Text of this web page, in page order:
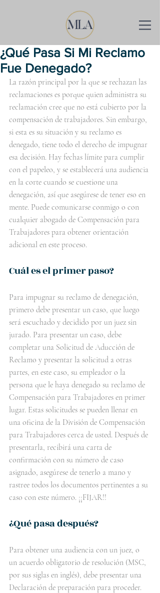
¿Qué Pasa Si Mi Reclamo
Fue Denegado?
La razón principal por la que se rechazan las
reclamaciones es porque quien administra su
reclamación cree que no está cubierto por la
compensación de trabajadores. Sin embargo,
si esta es su situación y su reclamo es
denegado, tiene todo el derecho de impugnar
esa decisión. Hay fechas límite para cumplir
con el papeleo, y se establecerá una audiencia
en la corte cuando se cuestione una
denegación, así que asegúrese de tener eso en
mente. Puede comunicarse conmigo o con
cualquier abogado de Compensación para
Trabajadores para obtener orientación
adicional en este proceso.
Cuál es el primer paso?
Para impugnar su reclamo de denegación,
primero debe presentar un caso, que luego
será escuchado y decidido por un juez sin
jurado. Para presentar un caso, debe
completar una Solicitud de Aducción de
Reclamo y presentar la solicitud a otras
partes, en este caso, su empleador o la
persona que le haya denegado su reclamo de
Compensación para Trabajadores en primer
lugar. Estas solicitudes se pueden llenar en
una oficina de la División de Compensación
para Trabajadores cerca de usted. Después de
presentarla, recibirá una carta de
confirmación con su número de caso
asignado, asegúrese de tenerlo a mano y
rastree todos los documentos pertinentes a su
caso con este número. ¡¡FIJAR!!
¿Qué pasa después?
Para obtener una audiencia con un juez, o
un acuerdo obligatorio de resolución (MSC,
por sus siglas en inglés), debe presentar una
Declaración de preparación para proceder.